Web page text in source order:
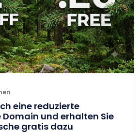
eine reduzierte
und erhalten Sie
gratis dazu